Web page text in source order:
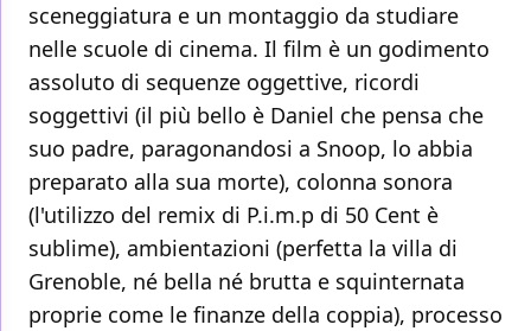
sceneggiatura e un montaggio da studiare
nelle scuole di cinema. Il film è un godimento
assoluto di sequenze oggettive, ricordi
soggettivi (il più bello è Daniel che pensa che
suo padre, paragonandosi a Snoop, lo abbia
preparato alla sua morte), colonna sonora
(l'utilizzo del remix di P.i.m.p di 50 Cent è
sublime), ambientazioni (perfetta la villa di
Grenoble, né bella né brutta e squinternata
proprie come le finanze della coppia), processo